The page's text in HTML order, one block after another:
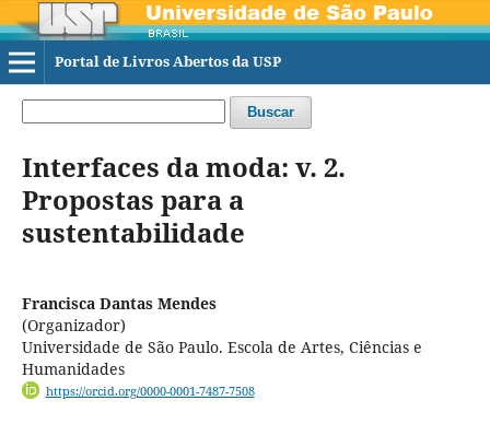
Portal de Livros Abertos da USP
Buscar
Interfaces da moda: v. 2.
Propostas para a
sustentabilidade
Francisca Dantas Mendes
(Organizador)
Universidade de São Paulo. Escola de Artes, Ciências e
Humanidades
https://orcid.org/0000-0001-7487-7508